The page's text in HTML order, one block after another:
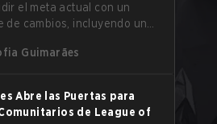
el meta actual con un
de cambios, incluyendo un
nerfs a Camille que podrían
Guimarães
Abre las Puertas para
de League of